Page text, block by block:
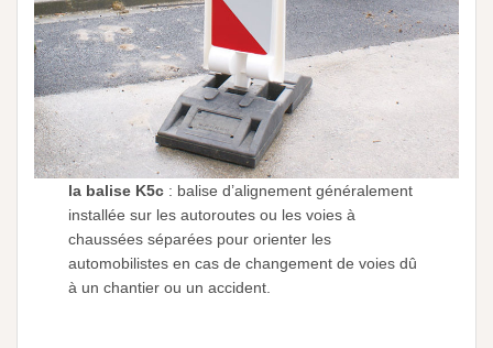
la balise K5c: balise d’alignement généralement
installée sur les autoroutes ou les voies à
chaussées séparées pour orienter les
automobilistes en cas de changement de voies dû
à un chantier ou un accident.